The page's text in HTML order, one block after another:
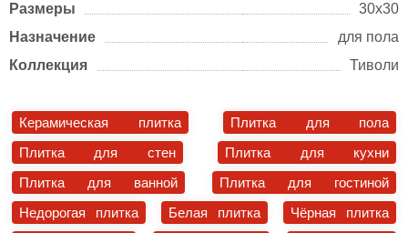
Размеры
30х30
Назначение
для пола
Коллекция
Тиволи
Керамическая плитка
Плитка для пола
Плитка для стен
Плитка для кухни
Плитка для ванной
Плитка для гостиной
Недорогая плитка
Белая плитка
Чёрная плитка